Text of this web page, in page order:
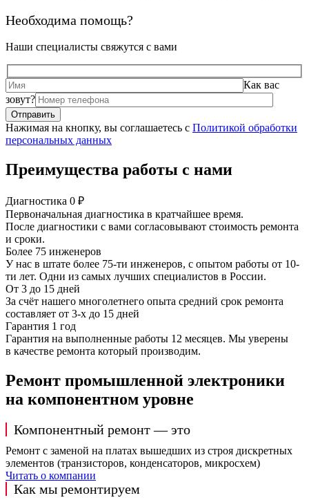
Необходима помощь?
Наши специалисты свяжутся с вами
Как вас
зовут?
Нажимая на кнопку, вы соглашаетесь с Политикой обработки
персональных данных
Преимущества работы с нами
Диагностика 0 ₽
Первоначальная диагностика в кратчайшее время.
После диагностики с вами согласовывают стоимость ремонта
и сроки.
Более 75 инженеров
У нас в штате более 75-ти инженеров, с опытом работы от 10-
ти лет. Одни из самых лучших специалистов в России.
От 3 до 15 дней
За счёт нашего многолетнего опыта средний срок ремонта
составляет от 3-х до 15 дней
Гарантия 1 год
Гарантия на выполненные работы 12 месяцев. Мы уверены
в качестве ремонта который производим.
Ремонт промышленной электроники
на компонентном уровне
Компонентный ремонт — это
Ремонт с заменой на платах вышедших из строя дискретных
элементов (транзисторов, конденсаторов, микросхем)
Читать о компании
Как мы ремонтируем